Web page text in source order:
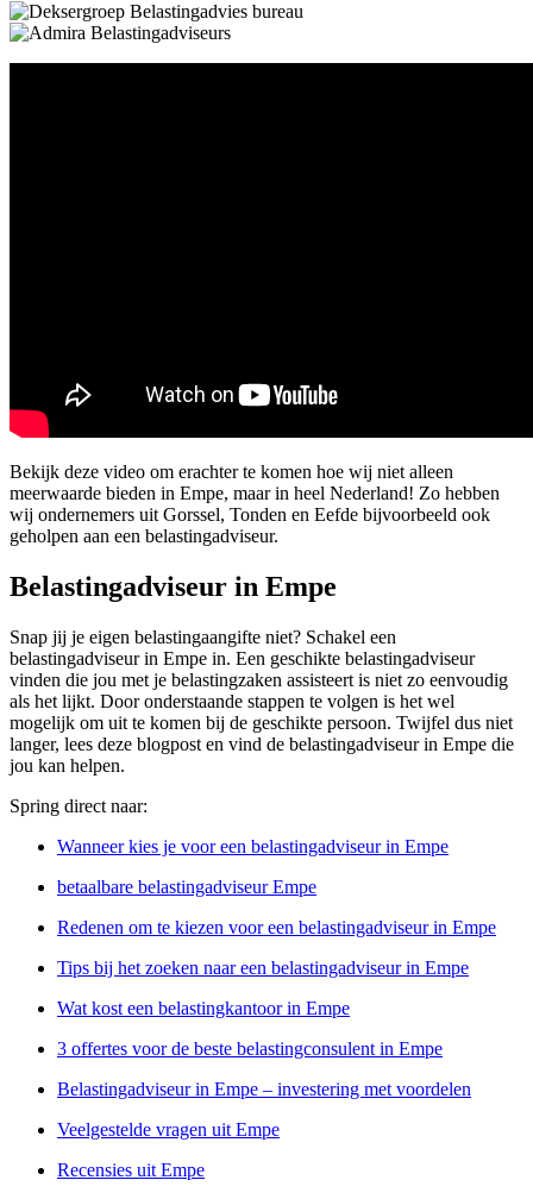
Bekijk deze video om erachter te komen hoe wij niet alleen
meerwaarde bieden in Empe, maar in heel Nederland! Zo hebben
wij ondernemers uit Gorssel, Tonden en Eefde bijvoorbeeld ook
geholpen aan een belastingadviseur.
Belastingadviseur in Empe
Snap jij je eigen belastingaangifte niet? Schakel een
belastingadviseur in Empe in. Een geschikte belastingadviseur
vinden die jou met je belastingzaken assisteert is niet zo eenvoudig
als het lijkt. Door onderstaande stappen te volgen is het wel
mogelijk om uit te komen bij de geschikte persoon. Twijfel dus niet
langer, lees deze blogpost en vind de belastingadviseur in Empe die
jou kan helpen.
Spring direct naar:
Wanneer kies je voor een belastingadviseur in Empe
betaalbare belastingadviseur Empe
Redenen om te kiezen voor een belastingadviseur in Empe
Tips bij het zoeken naar een belastingadviseur in Empe
Wat kost een belastingkantoor in Empe
3 offertes voor de beste belastingconsulent in Empe
Belastingadviseur in Empe – investering met voordelen
Veelgestelde vragen uit Empe
Recensies uit Empe